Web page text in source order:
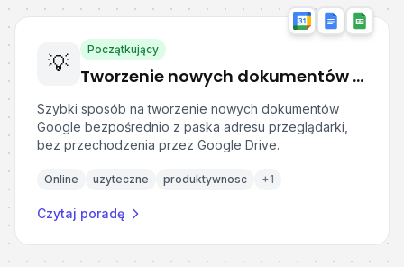
💡
Początkujący
Tworzenie nowych dokumentów w Google Drive z paska adresu
Szybki sposób na tworzenie nowych dokumentów
Google bezpośrednio z paska adresu przeglądarki,
bez przechodzenia przez Google Drive.
Online uzyteczne produktywnosc +1
Czytaj poradę